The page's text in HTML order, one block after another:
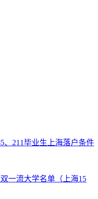
、211毕业生上海落户条件
一流大学名单（上海15